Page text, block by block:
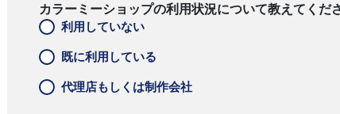
カラーミーショップの利用状況について教えてくだ
利用していない
既に利用している
代理店もしくは制作会社